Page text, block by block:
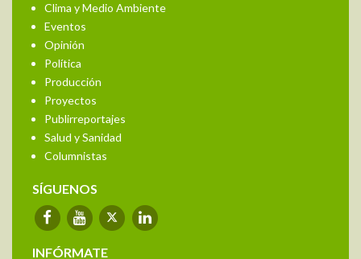
Clima y Medio Ambiente
Eventos
Opinión
Política
Producción
Proyectos
Publirreportajes
Salud y Sanidad
Columnistas
SÍGUENOS
INFÓRMATE